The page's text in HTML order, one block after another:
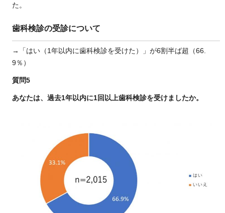
た。
歯科検診の受診について
→「はい（1年以内に歯科検診を受けた）」が6割半ば超（66.
9％）
質問5
あなたは、過去1年以内に1回以上歯科検診を受けましたか。